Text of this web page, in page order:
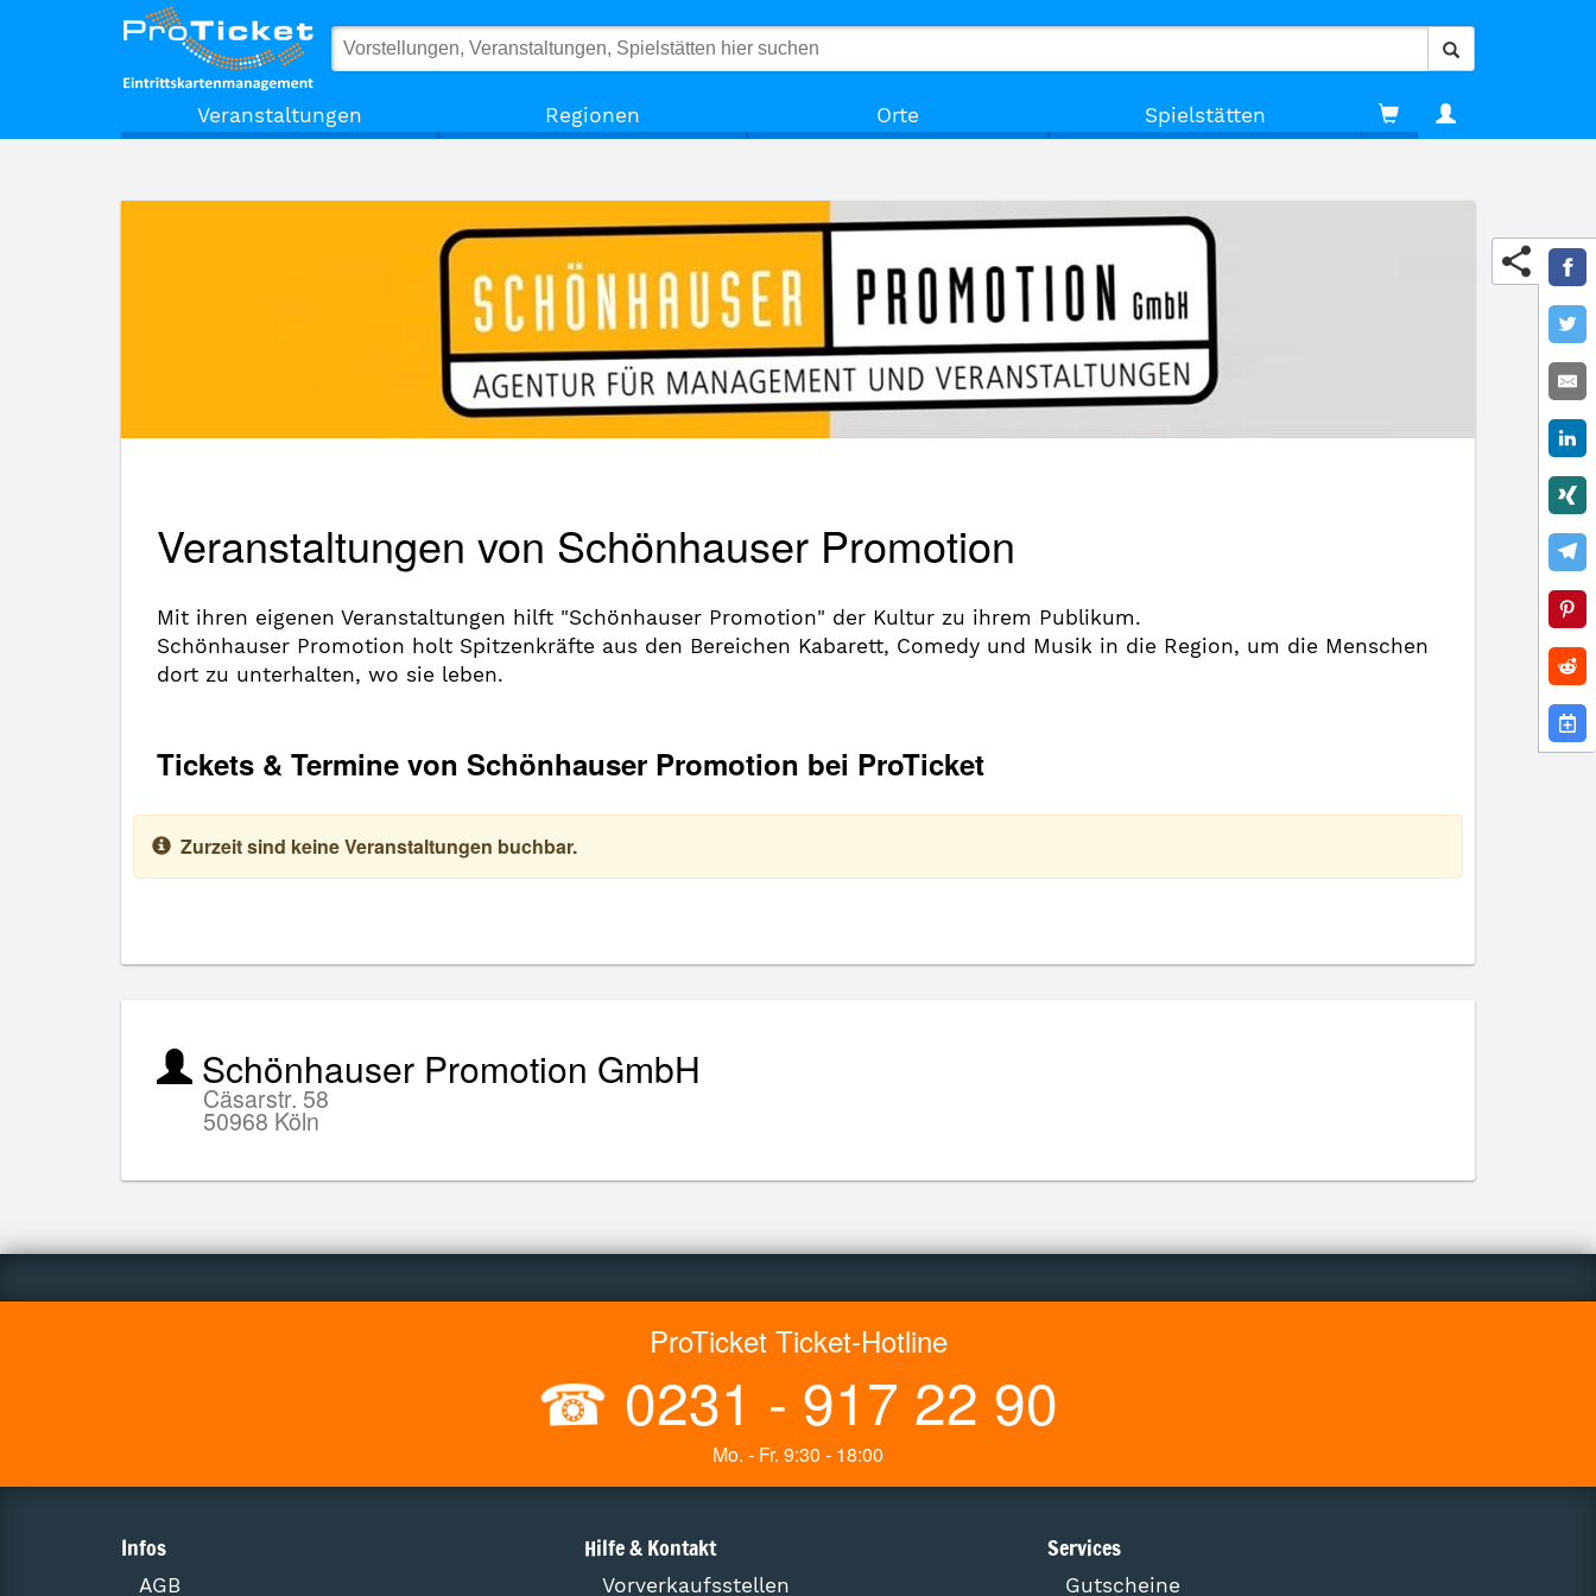
Veranstaltungen Regionen Orte Spielstätten
Schönhauser Promotion GmbH
Veranstaltungen von Schönhauser Promotion
Mit ihren eigenen Veranstaltungen hilft "Schönhauser Promotion" der Kultur zu ihrem Publikum.
Schönhauser Promotion holt Spitzenkräfte aus den Bereichen Kabarett, Comedy und Musik in die Region, um die Menschen
dort zu unterhalten, wo sie leben.
Tickets & Termine von Schönhauser Promotion bei ProTicket
Zurzeit sind keine Veranstaltungen buchbar.
Schönhauser Promotion GmbH
Cäsarstr. 58
50968 Köln
ProTicket Ticket-Hotline
☎ 0231 - 917 22 90
Mo. - Fr. 9:30 - 18:00
Infos
AGB
Hilfe & Kontakt
Vorverkaufsstellen
Services
Gutscheine